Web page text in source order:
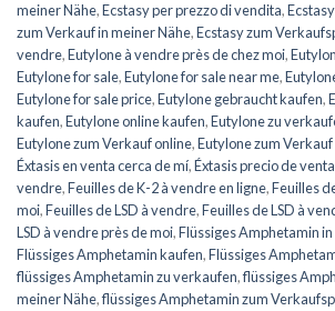
meiner Nähe,Ecstasy per prezzo di vendita,
zum Verkauf in meiner Nähe,Ecstasy zum
vendre,Eutylone à vendre près de chez moi,
Eutylone for sale,Eutylone for sale near me,
Eutylone for sale price,Eutylone gebraucht kaufen,
kaufen,Eutylone online kaufen,Eutylone zu
Eutylone zum Verkauf online,Eutylone zum Verkauf
Éxtasis en venta cerca de mí,Éxtasis precio de venta
vendre,Feuilles de K-2 à vendre en ligne,Feuilles
moi,Feuilles de LSD à vendre,Feuilles de LSD à
LSD à vendre près de moi,Flüssiges Amphetamin
Flüssiges Amphetamin kaufen,Flüssiges
flüssiges Amphetamin zu verkaufen,flüssiges
meiner Nähe,flüssiges Amphetamin zum